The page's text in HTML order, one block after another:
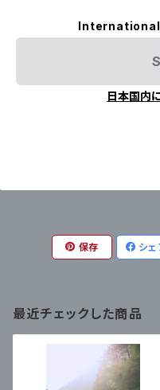
日本国内
保存 シェ
最近チェックした商品